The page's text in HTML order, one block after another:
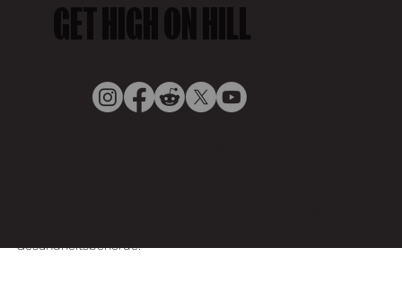
GET HIGH ON HILL
Gesundheitsbehörde.